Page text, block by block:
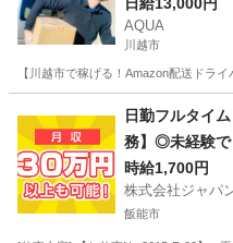
AQUA
川越市
【川越市で稼げる！Amazon配送ドラ
ドライバー
日勤フルタイ
務】◎未経験で
ム寮完備！
時給1,700円
株式会社ジャパ
飯能市